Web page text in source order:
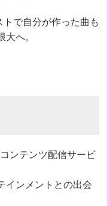
で自分が作った曲も
へ。
ンテンツ配信サービ
インメントとの出会